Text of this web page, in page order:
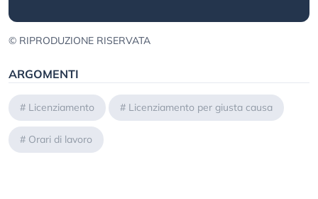
© RIPRODUZIONE RISERVATA
ARGOMENTI
# Licenziamento # Licenziamento per giusta causa
# Orari di lavoro